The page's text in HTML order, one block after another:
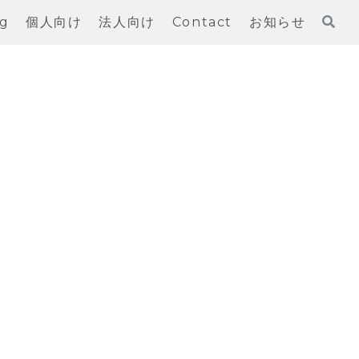
個人向け 法人向け Contact お知らせ